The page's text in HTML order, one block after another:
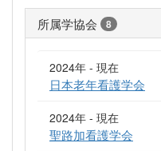
所属学協会 8
2024年 - 現在
日本老年看護学会
2024年 - 現在
聖路加看護学会